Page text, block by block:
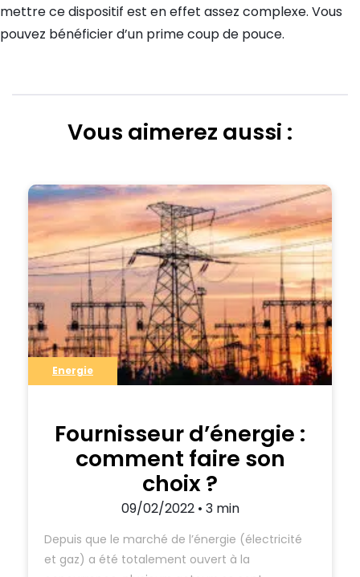
mettre ce dispositif est en effet assez complexe. Vous
pouvez bénéficier d’un prime coup de pouce.
Vous aimerez aussi :
Fournisseur d’énergie :
comment faire son
choix ?
Energie
09/02/2022 • 3 min
Depuis que le marché de l’énergie (électricité
et gaz) a été totalement ouvert à la